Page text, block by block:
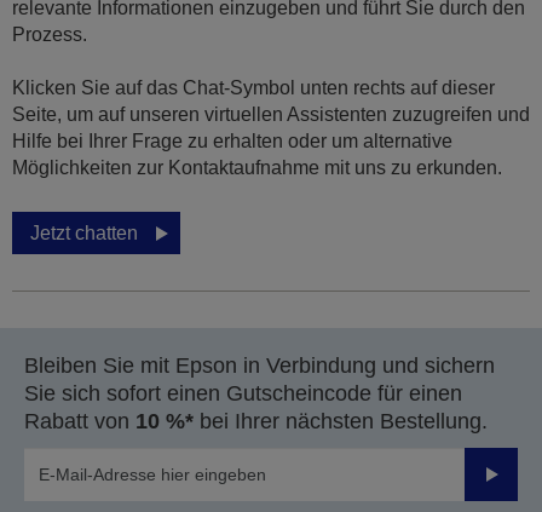
relevante Informationen einzugeben und führt Sie durch den
Prozess.
Klicken Sie auf das Chat-Symbol unten rechts auf dieser
Seite, um auf unseren virtuellen Assistenten zuzugreifen und
Hilfe bei Ihrer Frage zu erhalten oder um alternative
Möglichkeiten zur Kontaktaufnahme mit uns zu erkunden.
Jetzt chatten
Bleiben Sie mit Epson in Verbindung und sichern
Sie sich sofort einen Gutscheincode für einen
Rabatt von 10 %* bei Ihrer nächsten Bestellung.